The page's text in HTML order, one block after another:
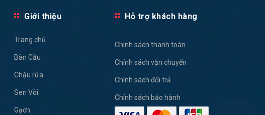
Giới thiệu
Trang chủ
Bàn Cầu
Chậu rửa
Sen Vòi
Gạch
Hỗ trợ khách hàng
Chính sách thanh toán
Chính sách vận chuyển
Chính sách đổi trả
Chính sách bảo hành